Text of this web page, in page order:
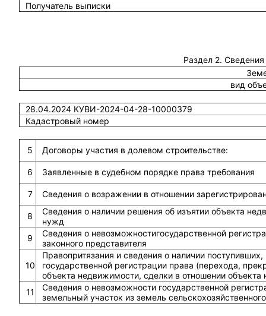
Получатель выписки
Раздел 2.
вид
28.04.2024 КУВИ-2024-04-28-10000379
Кадастровый номер
5 Договоры участия в долевом строительстве:
6 Заявленные в судебном порядке права требования
7 Сведения о возражении в отношении
8
Сведения о наличии решения об изъятии объекта
нужд
9
Сведения о невозможностигосударственной
законного представителя
10
Правопритязания и сведения о наличии
государственной регистрации права (перехода,
объекта недвижимости, сделки в отношении
11
Сведения о невозможности государственной
земельный участок из земель